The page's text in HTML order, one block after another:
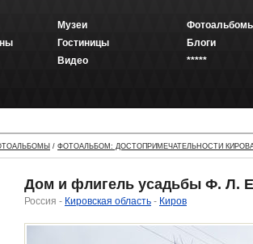
Музеи
Гостиницы
Видео
Блоги
*****
/ ФОТОАЛЬБОМ: ДОСТОПРИМЕЧАТЕЛЬНОСТИ
Дом и флигель усадьбы Ф. Л.
Россия - Кировская область - Киров